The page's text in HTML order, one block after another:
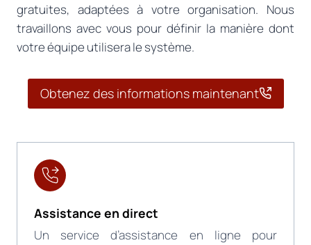
gratuites, adaptées à votre organisation. Nous
travaillons avec vous pour définir la manière dont
votre équipe utilisera le système.
Obtenez des informations maintenant
Assistance en direct
Un service d’assistance en ligne pour